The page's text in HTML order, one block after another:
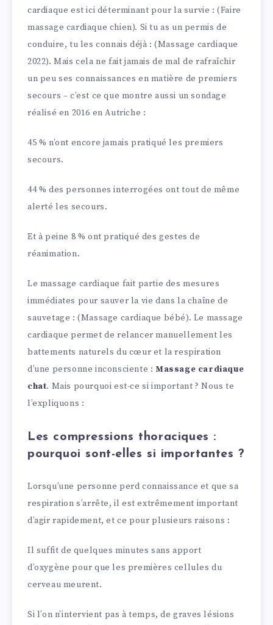
cardiaque est ici déterminant pour la survie : (Faire
massage cardiaque chien). Si tu as un permis de
conduire, tu les connais déjà : (Massage cardiaque
2022). Mais cela ne fait jamais de mal de rafraîchir
un peu ses connaissances en matière de premiers
secours – c’est ce que montre aussi un sondage
réalisé en 2016 en Autriche :
45 % n’ont encore jamais pratiqué les premiers
secours.
44 % des personnes interrogées ont tout de même
alerté les secours.
Et à peine 8 % ont pratiqué des gestes de
réanimation.
Le massage cardiaque fait partie des mesures
immédiates pour sauver la vie dans la chaîne de
sauvetage : (Massage cardiaque bébé). Le massage
cardiaque permet de relancer manuellement les
battements naturels du cœur et la respiration
d’une personne inconsciente :Massage cardiaque
chat. Mais pourquoi est-ce si important ? Nous te
l’expliquons :
Les compressions thoraciques :
pourquoi sont-elles si importantes ?
Lorsqu’une personne perd connaissance et que sa
respiration s’arrête, il est extrêmement important
d’agir rapidement, et ce pour plusieurs raisons :
Il suffit de quelques minutes sans apport
d’oxygène pour que les premières cellules du
cerveau meurent.
Si l’on n’intervient pas à temps, de graves lésions